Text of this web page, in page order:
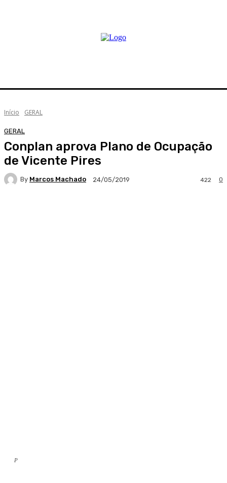
Início GERAL
GERAL
Conplan aprova Plano de Ocupação
de Vicente Pires
By Marcos Machado 24/05/2019 0
422
P